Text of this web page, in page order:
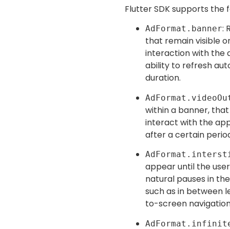
Flutter SDK supports the
AdFormat.banner:
that remain visible
interaction with the
ability to refresh
duration.
within a banner,
interact with the
after a certain
appear until the
natural pauses in
such as in between
to-screen